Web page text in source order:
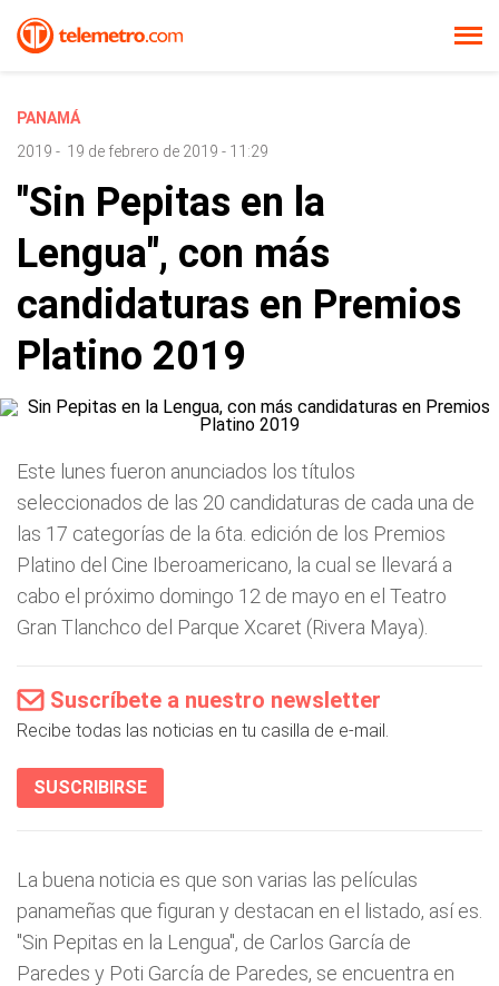
PANAMÁ
2019 - 19 de febrero de 2019 - 11:29
"Sin Pepitas en la
Lengua", con más
candidaturas en Premios
Platino 2019
Este lunes fueron anunciados los títulos
seleccionados de las 20 candidaturas de cada una de
las 17 categorías de la 6ta. edición de los Premios
Platino del Cine Iberoamericano, la cual se llevará a
cabo el próximo domingo 12 de mayo en el Teatro
Gran Tlanchco del Parque Xcaret (Rivera Maya).
Suscríbete a nuestro newsletter
Recibe todas las noticias en tu casilla de e-mail.
SUSCRIBIRSE
La buena noticia es que son varias las películas
panameñas que figuran y destacan en el listado, así es.
"Sin Pepitas en la Lengua", de Carlos García de
Paredes y Poti García de Paredes, se encuentra en